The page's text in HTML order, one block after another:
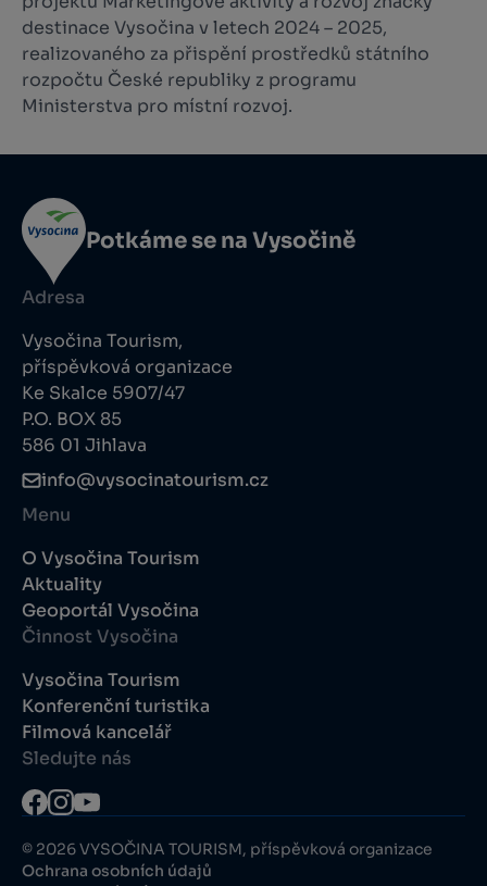
destinace Vysočina v letech 2024 – 2025,
realizovaného za přispění prostředků státního
rozpočtu České republiky z programu
Ministerstva pro místní rozvoj.
Potkáme se na Vysočině
Adresa
Vysočina Tourism,
příspěvková organizace
Ke Skalce 5907/47
P.O. BOX 85
586 01 Jihlava
info@vysocinatourism.cz
Menu
O Vysočina Tourism
Aktuality
Geoportál Vysočina
Činnost Vysočina
Vysočina Tourism
Konferenční turistika
Filmová kancelář
Sledujte nás
© 2026 VYSOČINA TOURISM, příspěvková organizace
Ochrana osobních údajů